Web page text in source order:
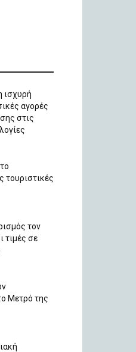
ισχυρή
αγορές
στις
τουριστικές
τον
τιμές σε
Μετρό της